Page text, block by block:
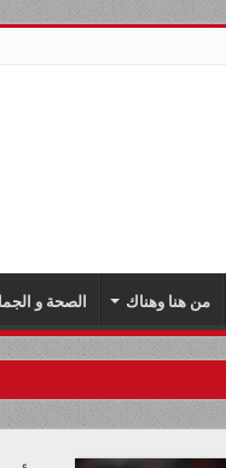
من هنا وهناك الصحة و